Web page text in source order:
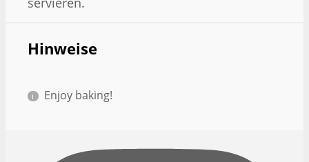
Hinweise
Enjoy baking!